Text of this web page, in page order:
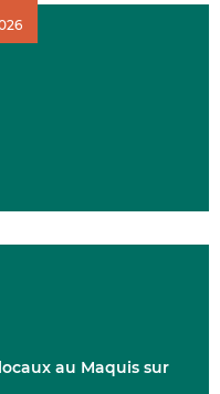
DATE
au Maquis sur